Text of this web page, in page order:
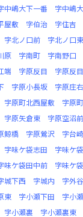
中嶋大下一番 字中嶋
屋敷 字伯治 字住吉
字北ノ口前 字北ノ口東
原 字南町 字南野口
端 字原反目 字原反
字原小長坂 字原庄
字原町北西屋敷 字原
字原矢倉東 字原空沼前
鯨橋 字原鶯沢 字台崎
字味ケ袋志田 字味ケ
味ケ袋田中前 字味ケ
城下西 字城内 字外
東 字小瀬下田 字小
字小瀬裏 字小瀬裏東